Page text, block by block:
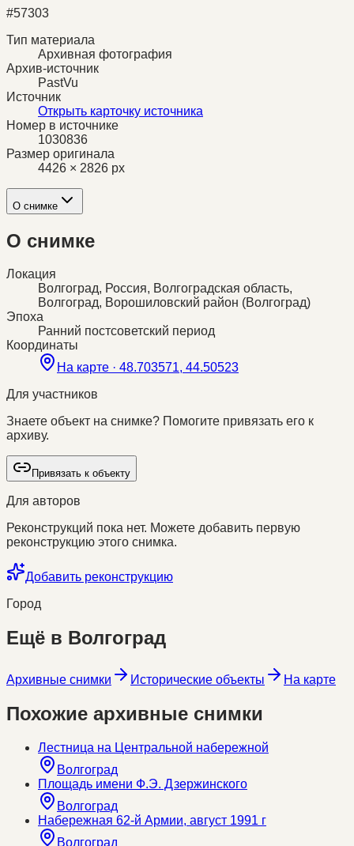
#57303
Тип материала
Архивная фотография
Архив-источник
PastVu
Источник
Открыть карточку источника
Номер в источнике
1030836
Размер оригинала
4426 × 2826 px
О снимке
О снимке
Локация
Волгоград, Россия, Волгоградская область,
Волгоград, Ворошиловский район (Волгоград)
Эпоха
Ранний постсоветский период
Координаты
На карте · 48.703571, 44.50523
Для участников
Знаете объект на снимке? Помогите привязать его к
архиву.
Привязать к объекту
Для авторов
Реконструкций пока нет. Можете добавить первую
реконструкцию этого снимка.
Добавить реконструкцию
Город
Ещё в Волгоград
Архивные снимки Исторические объекты На карте
Похожие архивные снимки
Лестница на Центральной набережной
Волгоград
Площадь имени Ф.Э. Дзержинского
Волгоград
Набережная 62-й Армии, август 1991 г
Волгоград